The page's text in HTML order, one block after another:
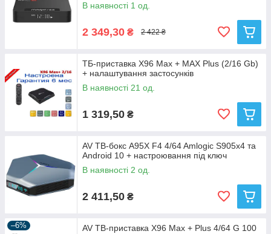
В наявності 1 од.
2 349,30 ₴ 2 422 ₴
ТБ-приставка X96 Max + MAX Plus (2/16 Gb)
+ налаштування застосунків
В наявності 21 од.
1 319,50 ₴
AV ТВ-бокс A95X F4 4/64 Amlogic S905x4 та
Android 10 + настроювання під ключ
В наявності 2 од.
2 411,50 ₴
–6%
AV ТВ-приставка X96 Max + Plus 4/64 G 100